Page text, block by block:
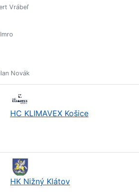
Vrábeľ
Novák
HC KLIMAVEX Košice
HK Nižný Klátov